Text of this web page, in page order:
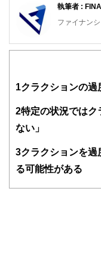
執筆者 :
ファイナン
知識がない
得者を中心
験者で構成
ドバイザー
1 クラクションの過
2特定の状況ではク
ない」
3クラクションを
る可能性がある